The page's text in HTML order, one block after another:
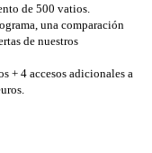
de 500 vatios.
una comparación
de nuestros
+ 4 accesos adicionales a